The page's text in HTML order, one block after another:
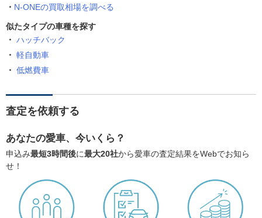
N-ONEの買取相場を調べる
似たタイプの車種を探す
ハッチバック
軽自動車
低燃費車
査定を依頼する
あなたの愛車、今いくら？
申込み最短3時間後に最大20社から愛車の査定結果をWebでお知ら
せ！